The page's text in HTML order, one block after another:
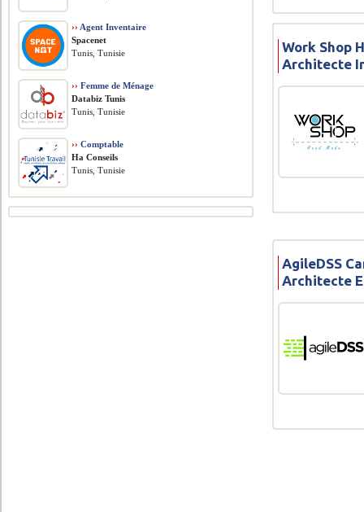
Work Shop
Architecte
AgileDSS
Architecte
›› Agent Inventaire
Spacenet
Tunis, Tunisie
›› Femme de Ménage
Databiz Tunis
Tunis, Tunisie
›› Comptable
Ha Conseils
Tunis, Tunisie